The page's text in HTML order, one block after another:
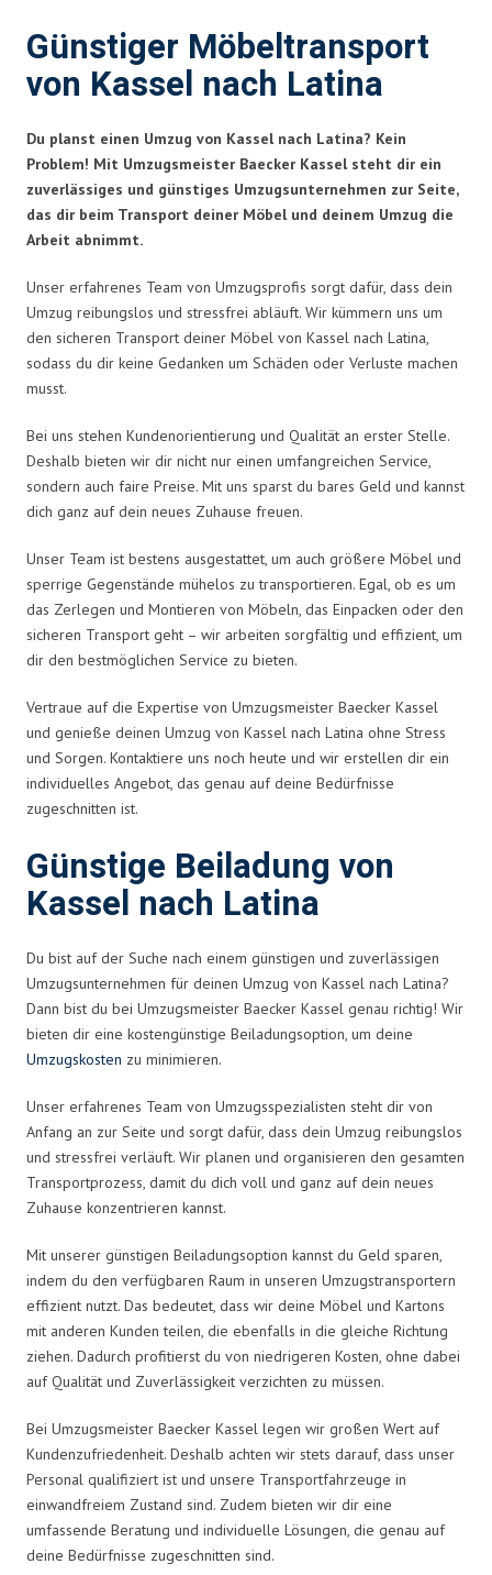
Günstiger Möbeltransport
von Kassel nach Latina
Du planst einen Umzug von Kassel nach Latina? Kein
Problem! Mit Umzugsmeister Baecker Kassel steht dir ein
zuverlässiges und günstiges Umzugsunternehmen zur Seite,
das dir beim Transport deiner Möbel und deinem Umzug die
Arbeit abnimmt.
Unser erfahrenes Team von Umzugsprofis sorgt dafür, dass dein
Umzug reibungslos und stressfrei abläuft. Wir kümmern uns um
den sicheren Transport deiner Möbel von Kassel nach Latina,
sodass du dir keine Gedanken um Schäden oder Verluste machen
musst.
Bei uns stehen Kundenorientierung und Qualität an erster Stelle.
Deshalb bieten wir dir nicht nur einen umfangreichen Service,
sondern auch faire Preise. Mit uns sparst du bares Geld und kannst
dich ganz auf dein neues Zuhause freuen.
Unser Team ist bestens ausgestattet, um auch größere Möbel und
sperrige Gegenstände mühelos zu transportieren. Egal, ob es um
das Zerlegen und Montieren von Möbeln, das Einpacken oder den
sicheren Transport geht – wir arbeiten sorgfältig und effizient, um
dir den bestmöglichen Service zu bieten.
Vertraue auf die Expertise von Umzugsmeister Baecker Kassel
und genieße deinen Umzug von Kassel nach Latina ohne Stress
und Sorgen. Kontaktiere uns noch heute und wir erstellen dir ein
individuelles Angebot, das genau auf deine Bedürfnisse
zugeschnitten ist.
Günstige Beiladung von
Kassel nach Latina
Du bist auf der Suche nach einem günstigen und zuverlässigen
Umzugsunternehmen für deinen Umzug von Kassel nach Latina?
Dann bist du bei Umzugsmeister Baecker Kassel genau richtig! Wir
bieten dir eine kostengünstige Beiladungsoption, um deine
Umzugskosten zu minimieren.
Unser erfahrenes Team von Umzugsspezialisten steht dir von
Anfang an zur Seite und sorgt dafür, dass dein Umzug reibungslos
und stressfrei verläuft. Wir planen und organisieren den gesamten
Transportprozess, damit du dich voll und ganz auf dein neues
Zuhause konzentrieren kannst.
Mit unserer günstigen Beiladungsoption kannst du Geld sparen,
indem du den verfügbaren Raum in unseren Umzugstransportern
effizient nutzt. Das bedeutet, dass wir deine Möbel und Kartons
mit anderen Kunden teilen, die ebenfalls in die gleiche Richtung
ziehen. Dadurch profitierst du von niedrigeren Kosten, ohne dabei
auf Qualität und Zuverlässigkeit verzichten zu müssen.
Bei Umzugsmeister Baecker Kassel legen wir großen Wert auf
Kundenzufriedenheit. Deshalb achten wir stets darauf, dass unser
Personal qualifiziert ist und unsere Transportfahrzeuge in
einwandfreiem Zustand sind. Zudem bieten wir dir eine
umfassende Beratung und individuelle Lösungen, die genau auf
deine Bedürfnisse zugeschnitten sind.